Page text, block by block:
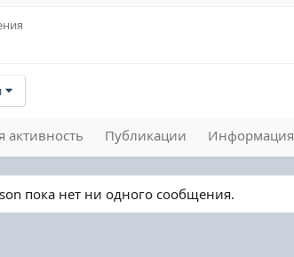
активность Публикации Информация
пока нет ни одного сообщения.